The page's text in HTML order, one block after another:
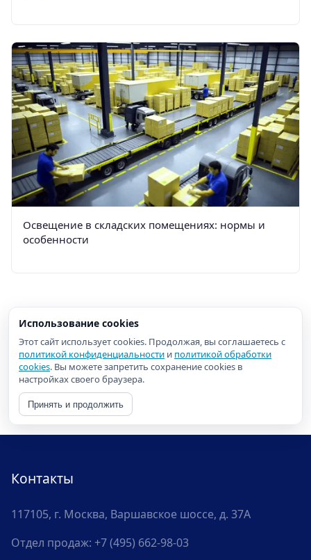
Освещение в складских помещениях: нормы и
особенности
Использование cookies
Этот сайт использует cookies. Продолжая, вы соглашаетесь с
политикой конфиденциальности и политикой обработки
cookies. Вы можете запретить сохранение cookies в
настройках своего браузера.
Принять и продолжить
Контакты
117105, г. Москва, Варшавское шоссе, д. 37А
Отдел продаж: +7 (495) 662-98-03